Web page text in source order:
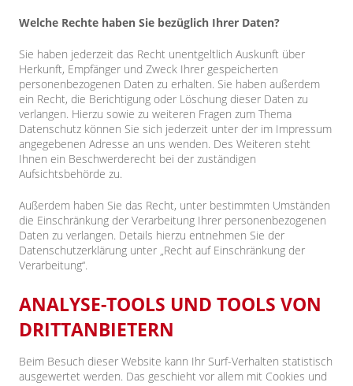
Welche Rechte haben Sie bezüglich Ihrer Daten?
Sie haben jederzeit das Recht unentgeltlich Auskunft über
Herkunft, Empfänger und Zweck Ihrer gespeicherten
personenbezogenen Daten zu erhalten. Sie haben außerdem
ein Recht, die Berichtigung oder Löschung dieser Daten zu
verlangen. Hierzu sowie zu weiteren Fragen zum Thema
Datenschutz können Sie sich jederzeit unter der im Impressum
angegebenen Adresse an uns wenden. Des Weiteren steht
Ihnen ein Beschwerderecht bei der zuständigen
Aufsichtsbehörde zu.
Außerdem haben Sie das Recht, unter bestimmten Umständen
die Einschränkung der Verarbeitung Ihrer personenbezogenen
Daten zu verlangen. Details hierzu entnehmen Sie der
Datenschutzerklärung unter „Recht auf Einschränkung der
Verarbeitung“.
ANALYSE-TOOLS UND TOOLS VON
DRITTANBIETERN
Beim Besuch dieser Website kann Ihr Surf-Verhalten statistisch
ausgewertet werden. Das geschieht vor allem mit Cookies und